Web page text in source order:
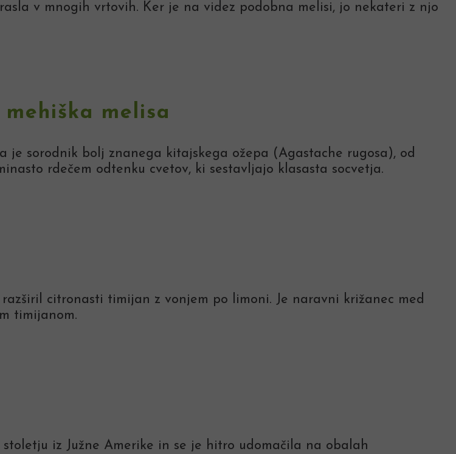
v mnogih vrtovih. Ker je na videz podobna melisi, jo nekateri z njo
melisa
je sorodnik bolj znanega kitajskega ožepa (Agastache rugosa), od
rdečem odtenku cvetov, ki sestavljajo klasasta socvetja.
citronasti timijan z vonjem po limoni. Je naravni križanec med
timijanom.
stoletju iz Južne Amerike in se je hitro udomačila na obalah